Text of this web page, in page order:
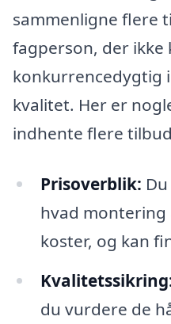
sammenligne flere
fagperson, der ikke
konkurrencedygtig
kvalitet. Her er
indhente flere
Prisoverblik:
hvad
koster, og kan
du vurdere de